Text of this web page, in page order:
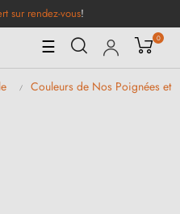
sur rendez-vous!
Basculer
la
navigation
☰ 0
Couleurs de Nos Poignées et